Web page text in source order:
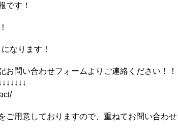
です！
なります！
お問い合わせフォームよりご連絡ください！！
ご用意しておりますので、重ねてお問い合わ